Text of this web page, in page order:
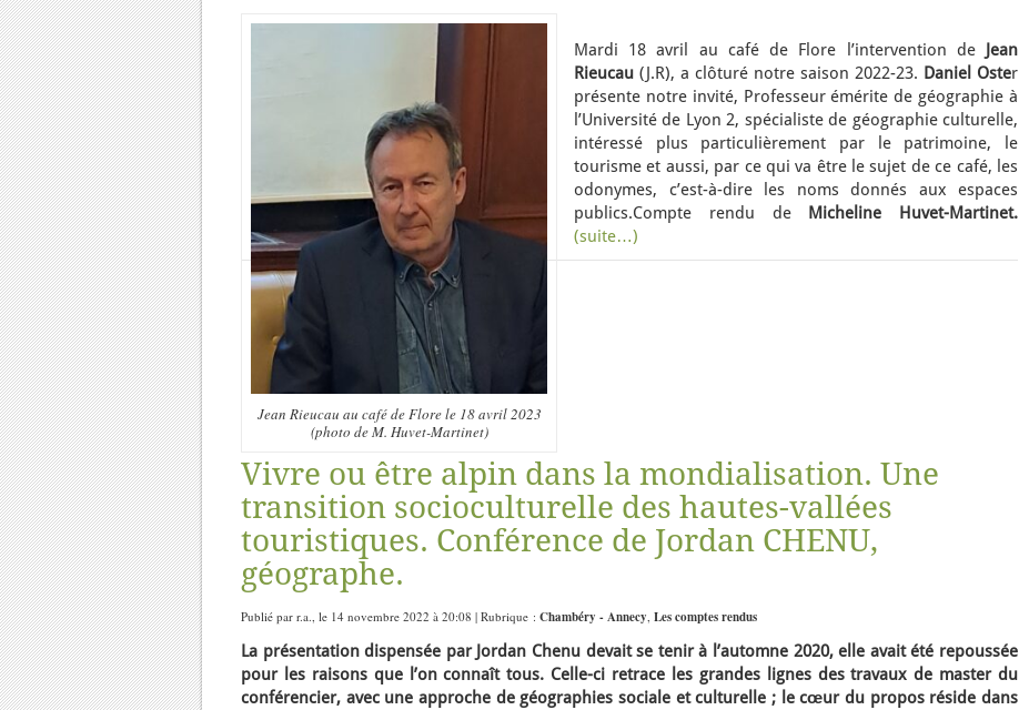
Jean Rieucau au café de Flore le 18 avril 2023
(photo de M. Huvet-Martinet)
Mardi 18 avril au café de Flore l’intervention de Jean
Rieucau (J.R), a clôturé notre saison 2022-23. Daniel Oster
présente notre invité, Professeur émérite de géographie à
l’Université de Lyon 2, spécialiste de géographie culturelle,
intéressé plus particulièrement par le patrimoine, le
tourisme et aussi, par ce qui va être le sujet de ce café, les
odonymes, c’est-à-dire les noms donnés aux espaces
publics.Compte rendu de Micheline Huvet-Martinet.
(suite…)
Vivre ou être alpin dans la mondialisation. Une
transition socioculturelle des hautes-vallées
touristiques. Conférence de Jordan CHENU,
géographe.
Publié par r.a., le 14 novembre 2022 à 20:08 | Rubrique : Chambéry - Annecy, Les comptes rendus
La présentation dispensée par Jordan Chenu devait se tenir à l’automne 2020, elle avait été repoussée
pour les raisons que l’on connaît tous. Celle-ci retrace les grandes lignes des travaux de master du
conférencier, avec une approche de géographies sociale et culturelle ; le cœur du propos réside dans